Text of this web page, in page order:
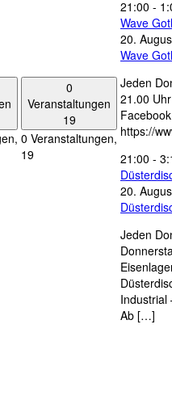
0
Veranstaltungen
19
0 Veranstaltungen,
19
21:00 -
Wave
20.
Wave
Jeden
21.00
https://
21:00 -
20.
Jeden
Industrial
Ab […]